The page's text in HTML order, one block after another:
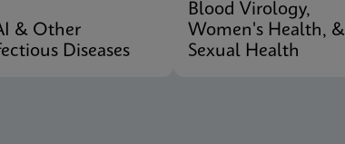
& Other
Diseases
Blood Virology,
Women's Health, &
Sexual Health